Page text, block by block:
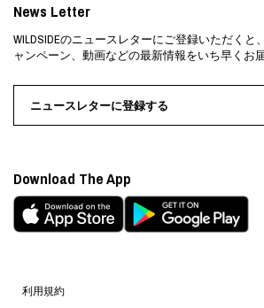
利用規約
News Letter
WILDSIDEのニュースレターにご登録いただくと
ャンペーン、動画などの最新情報をいち早くお
ニュースレターに登録する
Download The App